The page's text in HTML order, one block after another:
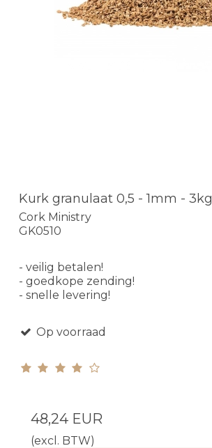
Kurk granulaat 0,5 - 1mm - 3kg
Cork Ministry
GK0510
- veilig betalen!
- goedkope zending!
- snelle levering!
Op voorraad
48,24 EUR
(excl. BTW)